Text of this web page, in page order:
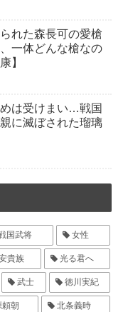
れた森長可の愛槍
一体どんな槍なの
】
めは受けまい…戦国
に滅ぼされた瑠璃
国武将 女性
貴族 光る君へ
武士 徳川実紀
頼朝 北条義時